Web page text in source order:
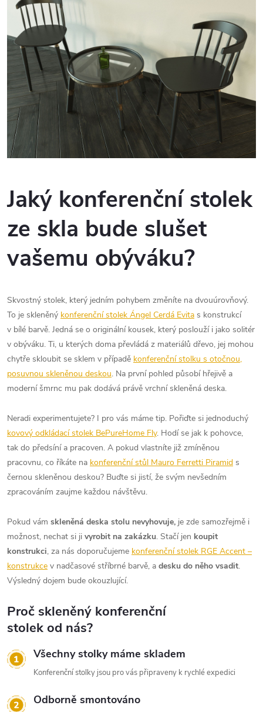
Jaký konferenční stolek
ze skla bude slušet
vašemu obýváku?
Skvostný stolek, který jedním pohybem změníte na dvouúrovňový.
To je skleněný konferenční stolek Ángel Cerdá Evita s konstrukcí
v bílé barvě. Jedná se o originální kousek, který poslouží i jako solitér
v obýváku. Ti, u kterých doma převládá z materiálů dřevo, jej mohou
chytře skloubit se sklem v případě konferenční stolku s otočnou,
posuvnou skleněnou deskou. Na první pohled působí hřejivě a
moderní šmrnc mu pak dodává právě vrchní skleněná deska.
Neradi experimentujete? I pro vás máme tip. Pořiďte si jednoduchý
kovový odkládací stolek BePureHome Fly. Hodí se jak k pohovce,
tak do předsíní a pracoven. A pokud vlastníte již zmíněnou
pracovnu, co říkáte na konferenční stůl Mauro Ferretti Piramid s
černou skleněnou deskou? Buďte si jistí, že svým nevšedním
zpracováním zaujme každou návštěvu.
Pokud vám skleněná deska stolu nevyhovuje, je zde samozřejmě i
možnost, nechat si ji vyrobit na zakázku. Stačí jen koupit
konstrukci, za nás doporučujeme konferenční stolek RGE Accent –
konstrukce v nadčasové stříbrné barvě, a desku do něho vsadit.
Výsledný dojem bude okouzlující.
Proč skleněný konferenční
stolek od nás?
Všechny stolky máme skladem
Konferenční stolky jsou pro vás připraveny k rychlé expedici
Odborně smontováno